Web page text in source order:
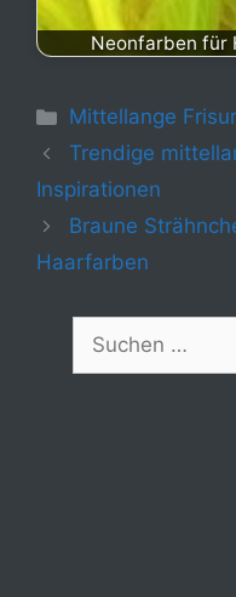
Neonfarben für
Kategorien
Mittellange
Trendige
Inspirationen
Braune
Haarfarben
Suchen
nach: